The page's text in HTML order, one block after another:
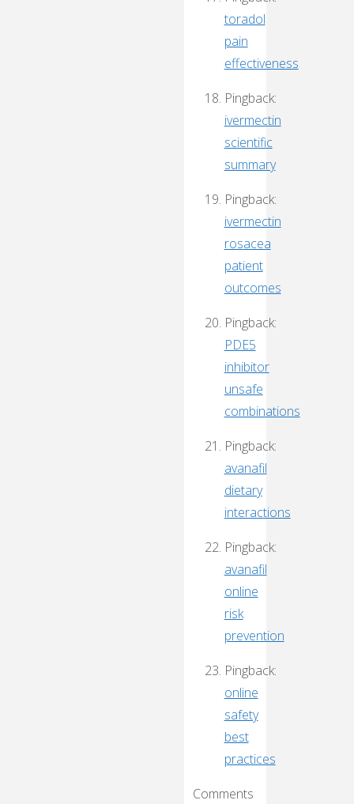
toradol
pain
effectiveness
Pingback:
ivermectin
scientific
summary
Pingback:
ivermectin
rosacea
patient
outcomes
Pingback:
PDE5
inhibitor
unsafe
combinations
Pingback:
avanafil
dietary
interactions
Pingback:
avanafil
online
risk
prevention
Pingback:
online
safety
best
practices
Comments